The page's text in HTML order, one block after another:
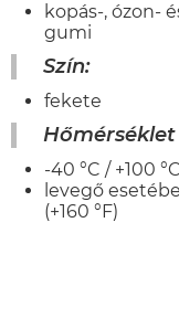
kopás-, ózon-
gumi
Szín:
fekete
-40 °C / +100
levegő
(+160 °F)